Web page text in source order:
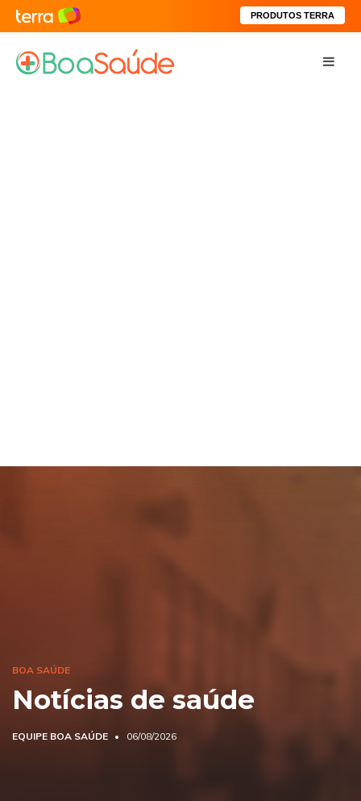
PRODUTOS TERRA
BOA SAÚDE
Notícias de saúde
EQUIPE BOA SAÚDE 06/08/2026